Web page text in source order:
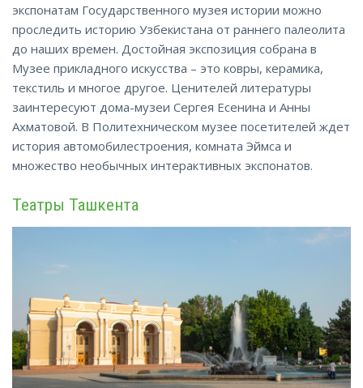
экспонатам Государственного музея истории можно
проследить историю Узбекистана от раннего палеолита
до наших времен. Достойная экспозиция собрана в
Музее прикладного искусства – это ковры, керамика,
текстиль и многое другое. Ценителей литературы
заинтересуют дома-музеи Сергея Есенина и Анны
Ахматовой. В Политехническом музее посетителей ждет
история автомобилестроения, комната Эймса и
множество необычных интерактивных экспонатов.
Театры Ташкента